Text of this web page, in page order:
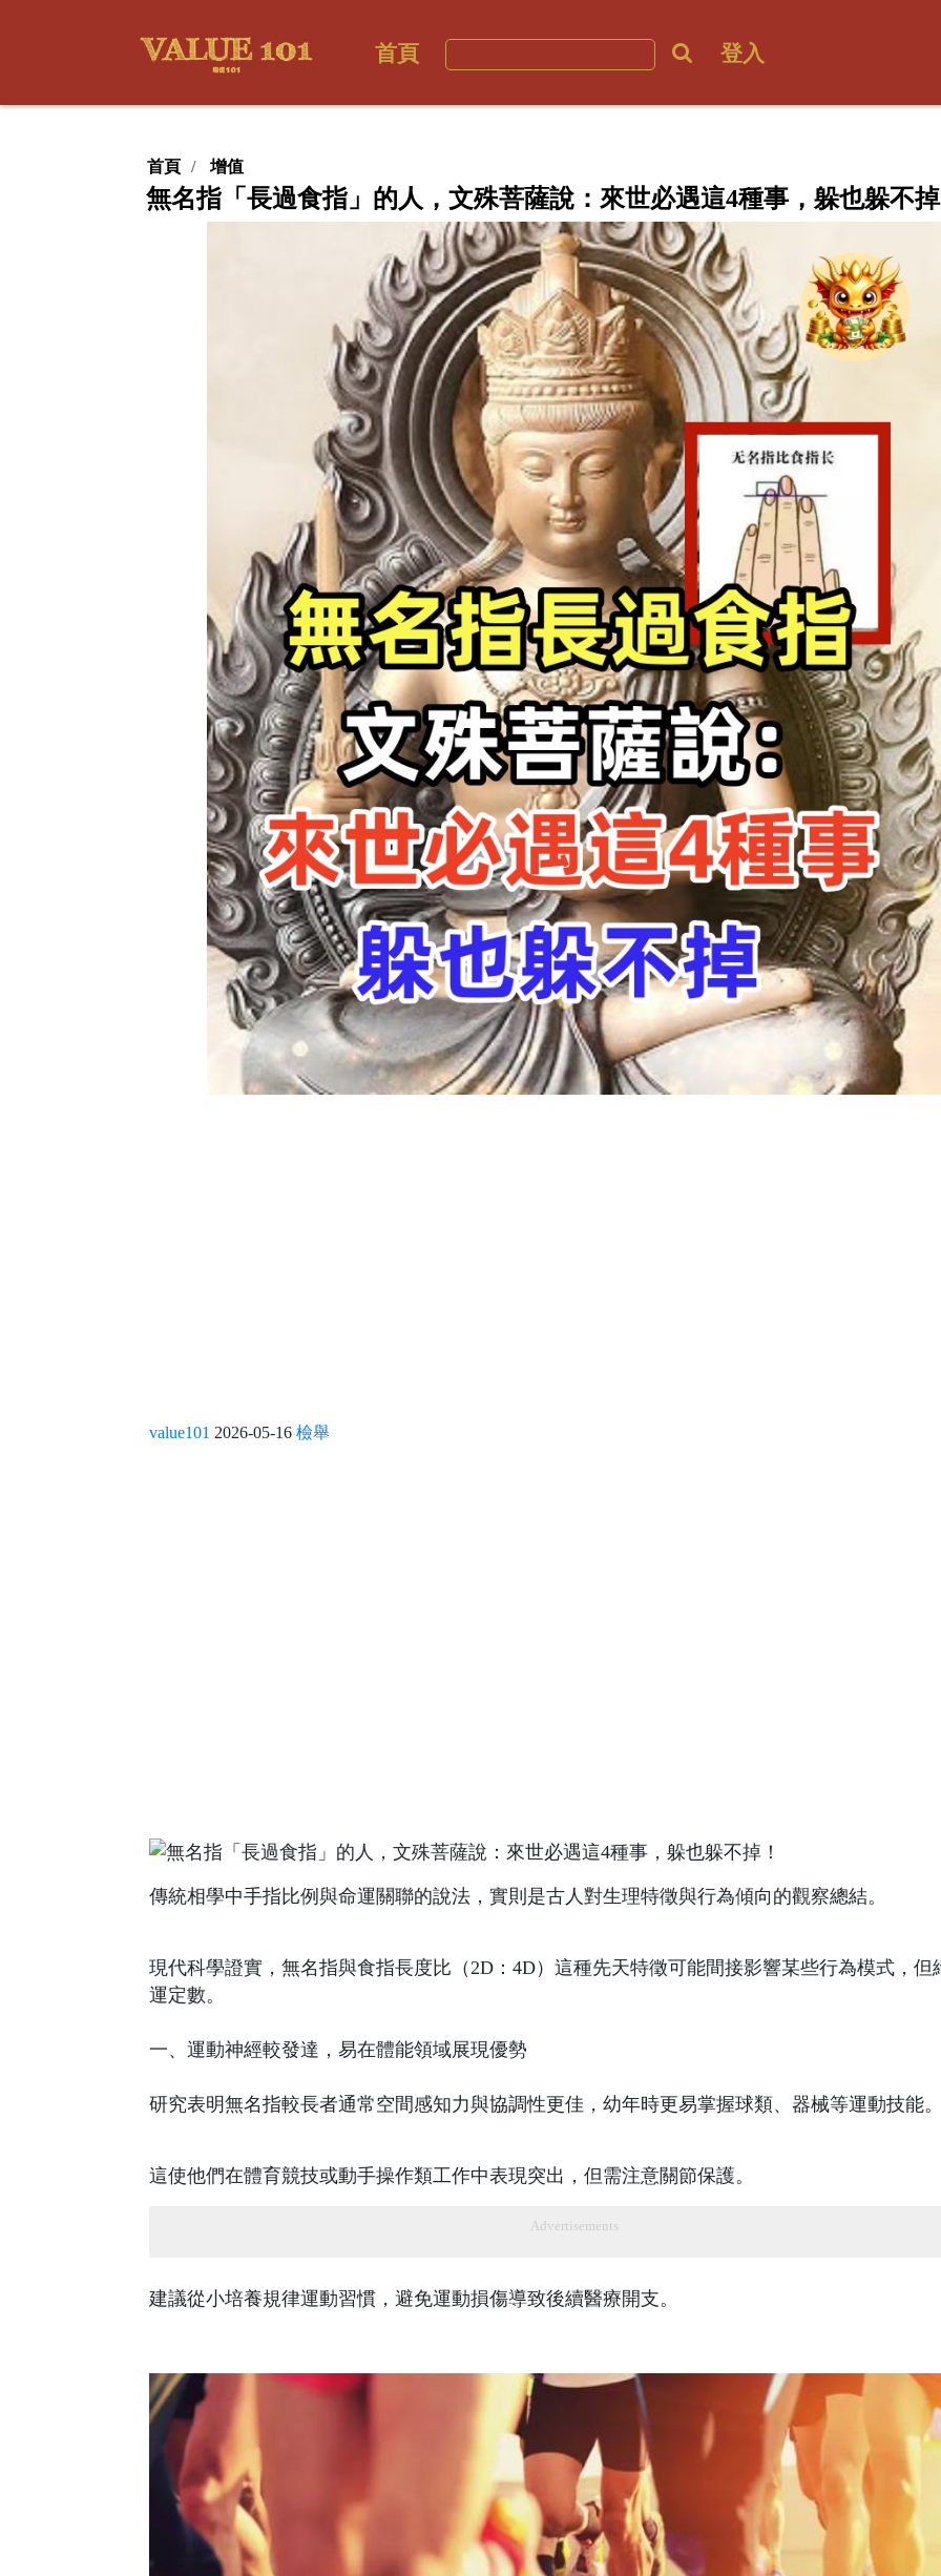
首頁 登入
首頁 增值
無名指「長過食指」的人，文殊菩薩說：來世必遇這4種事，躲也躲不
value101 2026-05-16 檢舉
傳統相學中手指比例與命運關聯的說法，實則是古人對生理特徵與行為傾向的觀察總結。
現代科學證實，無名指與食指長度比（2D：4D）這種先天特徵可能間接影響某些行為模式，但
運定數。
一、運動神經較發達，易在體能領域展現優勢​
研究表明無名指較長者通常空間感知力與協調性更佳，幼年時更易掌握球類、器械等運動技能
這使他們在體育競技或動手操作類工作中表現突出，但需注意關節保護。
Advertisements
建議從小培養規律運動習慣，避免運動損傷導致後續醫療開支。